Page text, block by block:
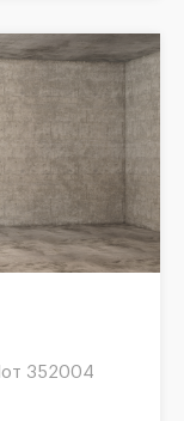
352004